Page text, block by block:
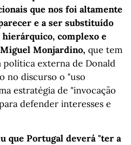
que nos foi altamente
e a ser substituído
complexo e
Monjardino, que tem
externa de Donald
no discurso o "uso
estratégia de "invocação
defender interesses e
que Portugal deverá "ter a